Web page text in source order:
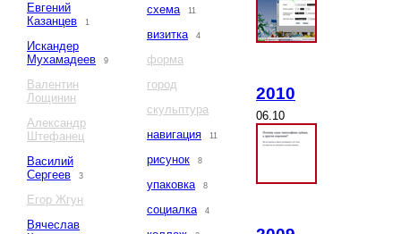
Евгений
Казанцев
1
Искандер
Мухамадеев
9
Валентин
Лощинин
Александр
Штефанец
Василий
Сергеев
3
Егор Жгун
Вячеслав
схема 11
визитка 4
форма
город
скульптура
навигация
11
рисунок 8
упаковка 8
социалка 4
2010
06.10